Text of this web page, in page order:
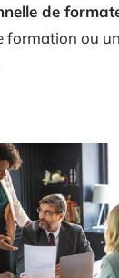
de
formation ou